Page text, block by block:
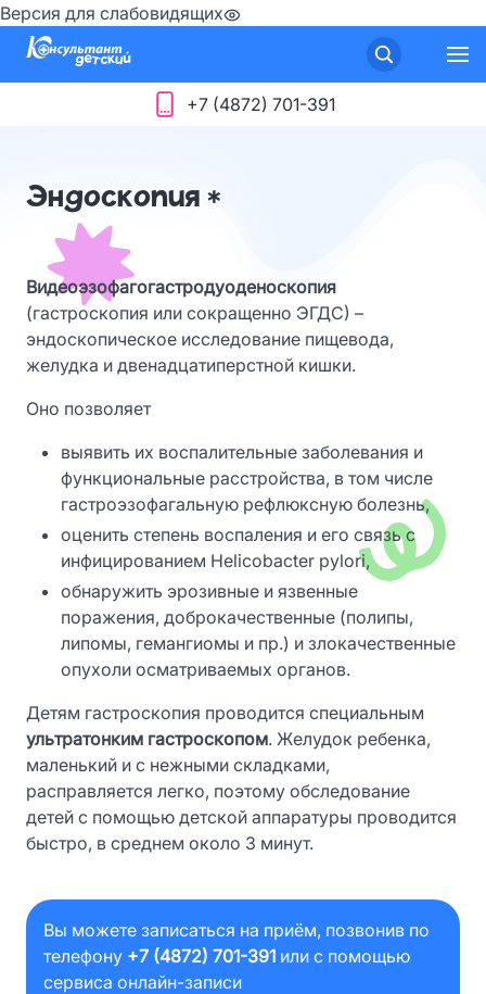
Версия для слабовидящих
+7 (4872) 701-391
Эндоскопия *
Видеоэзофагогастродуоденоскопия
(гастроскопия или сокращенно ЭГДС) –
эндоскопическое исследование пищевода,
желудка и двенадцатиперстной кишки.
Оно позволяет
выявить их воспалительные заболевания и
функциональные расстройства, в том числе
гастроэзофагальную рефлюксную болезнь,
оценить степень воспаления и его связь с
инфицированием Helicobacter pylori,
обнаружить эрозивные и язвенные
поражения, доброкачественные (полипы,
липомы, гемангиомы и пр.) и злокачественные
опухоли осматриваемых органов.
Детям гастроскопия проводится специальным
ультратонким гастроскопом. Желудок ребенка,
маленький и с нежными складками,
расправляется легко, поэтому обследование
детей с помощью детской аппаратуры проводится
быстро, в среднем около 3 минут.
Вы можете записаться на приём, позвонив по
телефону +7 (4872) 701-391 или с помощью
сервиса онлайн-записи